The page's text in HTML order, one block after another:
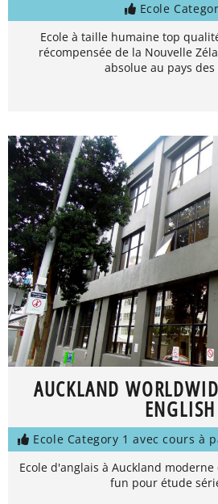
Ecole
Ecole à taille humaine top
récompensée de la Nouvelle
absolue au pays des
AUCKLAND
ENGLISH
Ecole Category 1 avec cours à
Ecole d'anglais à Auckland
fun pour étude